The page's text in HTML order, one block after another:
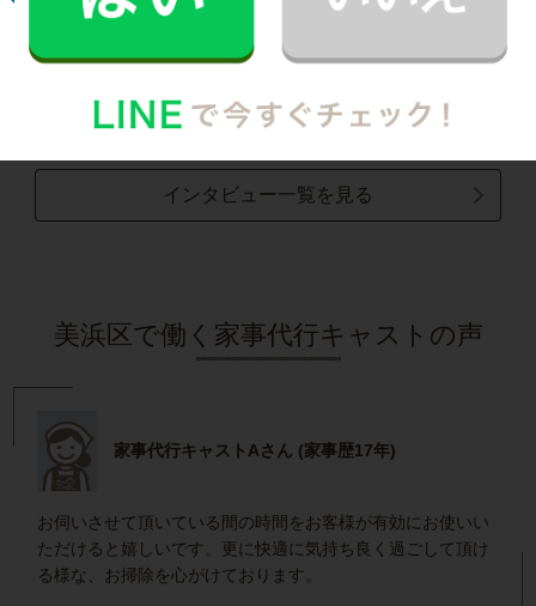
R.M.さん
趣味の時間を作りたいと思い家事代行の利用を
記事全文を見る
インタビュー一覧を見る
美浜区で働く家事代行キャストの声
家事代行キャストAさん (家事歴17年)
お伺いさせて頂いている間の時間をお客様が有効にお使いい
ただけると嬉しいです。更に快適に気持ち良く過ごして頂け
る様な、お掃除を心がけております。